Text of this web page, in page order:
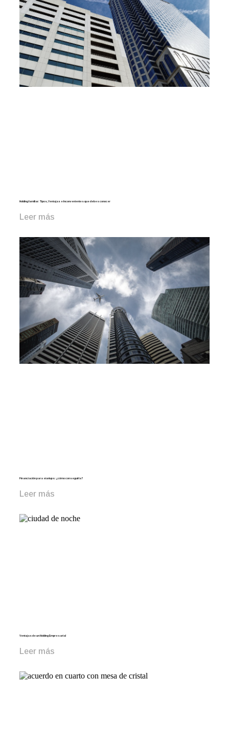
Holding familiar: Tipos, Ventajas e Inconvenientes que debes conocer
Leer más
Financiación para startups: ¿cómo conseguirla?
Leer más
Ventajas de un Holding Empresarial
Leer más